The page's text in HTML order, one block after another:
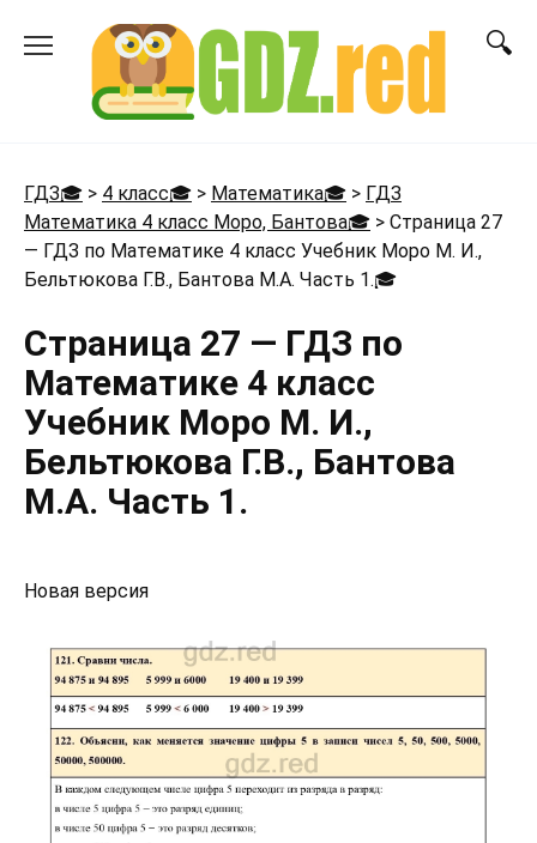
ГДЗ🎓 > 4 класс🎓 > Математика🎓 > ГДЗ
Математика 4 класс Моро, Бантова🎓 > Страница 27
— ГДЗ по Математике 4 класс Учебник Моро М. И.,
Бельтюкова Г.В., Бантова М.А. Часть 1.🎓
Страница 27 — ГДЗ по
Математике 4 класс
Учебник Моро М. И.,
Бельтюкова Г.В., Бантова
М.А. Часть 1.
Новая версия